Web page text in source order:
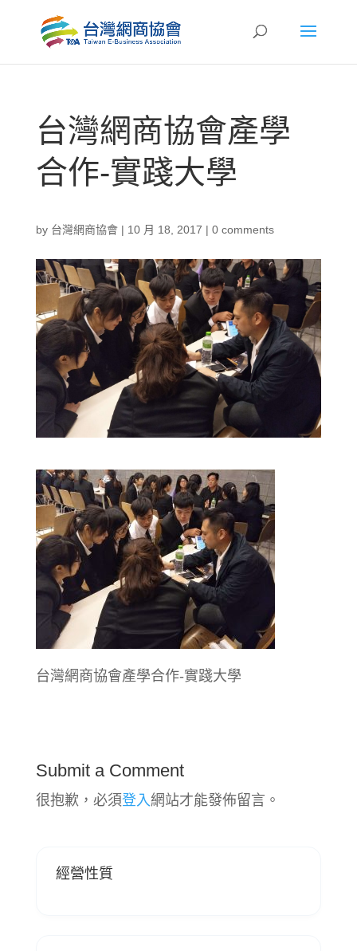
台灣網商協會產學
合作-實踐大學
by 台灣網商協會| 10 月 18, 2017 | 0 comments
台灣網商協會產學合作-實踐大學
Submit a Comment
很抱歉，必須登入 網站才能發佈留言。
經營性質